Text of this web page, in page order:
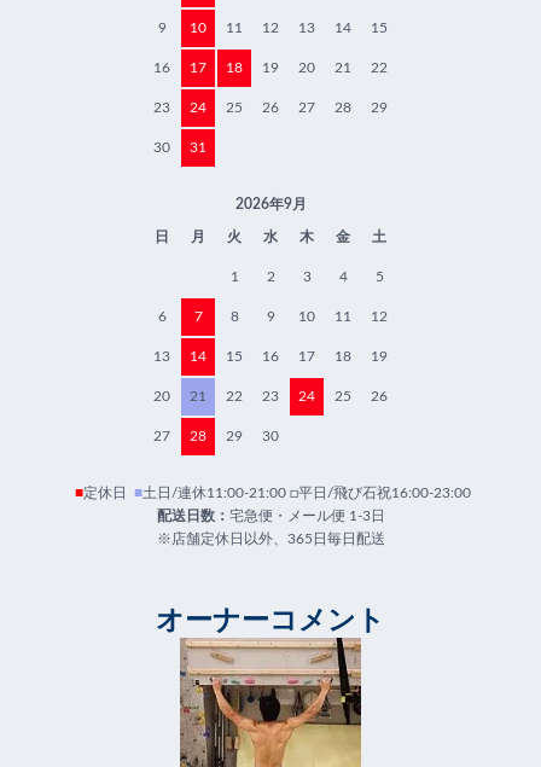
9 10 11 12 13 14 15
16 17 18 19 20 21 22
23 24 25 26 27 28 29
30 31
2026年9月
日 月 火 水 木 金 土
1 2 3 4 5
6 7 8 9 10 11 12
13 14 15 16 17 18 19
20 21 22 23 24 25 26
27 28 29 30
■定休日 ■土日/連休11:00-21:00 □平日/飛び石祝16:00-23:00
配送日数： 宅急便・メール便 1-3日
※店舗定休日以外、365日毎日配送
オーナーコメント